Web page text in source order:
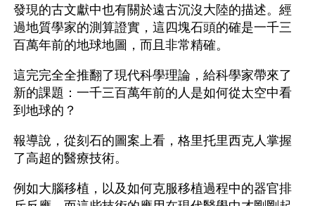
發現的古文獻中也有關於遠古沉沒大陸的描述。經
過地質學家的測算證實，這四塊石頭的確是一千三
百萬年前的地球地圖，而且非常精確。
這完完全全推翻了現代科學理論，給科學家帶來了
新的課題：一千三百萬年前的人是如何從太空中看
到地球的？
報導說，從刻石的圖案上看，格里托里西克人掌握
了高超的醫療技術。
例如大腦移植，以及如何克服移植過程中的器官排